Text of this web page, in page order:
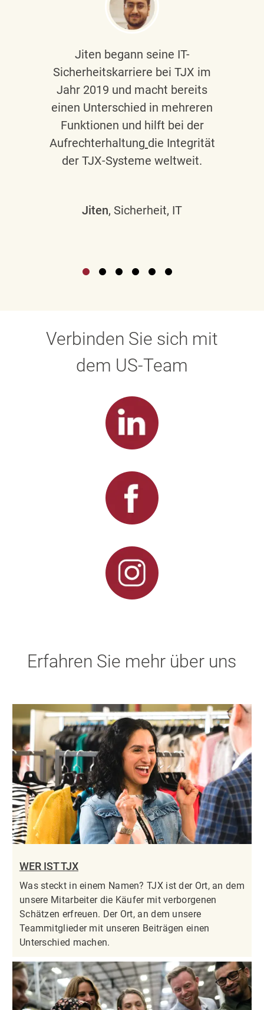
Jiten begann seine IT-
Sicherheitskarriere bei TJX im
Jahr 2019 und macht bereits
einen Unterschied in mehreren
Funktionen und hilft bei der
Aufrechterhaltung die Integrität
der TJX-Systeme weltweit.
Jiten, Sicherheit, IT
Verbinden Sie sich mit
dem US-Team
Erfahren Sie mehr über uns
WER IST TJX
Was steckt in einem Namen? TJX ist der Ort, an dem
unsere Mitarbeiter die Käufer mit verborgenen
Schätzen erfreuen. Der Ort, an dem unsere
Teammitglieder mit unseren Beiträgen einen
Unterschied machen.